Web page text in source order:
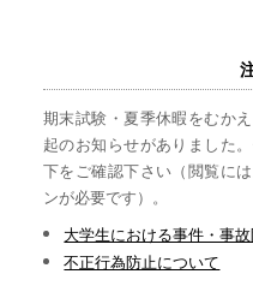
期末試験・夏季休暇をむか
起のお知らせがありました
下をご確認下さい（閲覧に
ンが必要です）。
大学生における事件・事
不正行為防止について